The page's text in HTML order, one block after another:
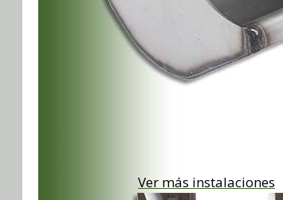
Ver más instalaciones